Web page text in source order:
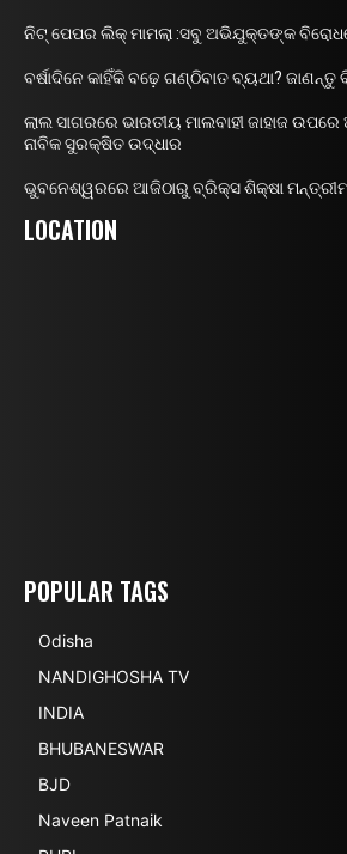
ନିଟ୍ ପେପର ଲିକ୍ ମାମଲା :ସବୁ ଅଭିଯୁକ୍ତଙ୍କ
ବର୍ଷାଦିନେ କାହିଁକି ବଢ଼େ ଗଣ୍ଠିବାତ ବ୍ୟଥା? ଜାଣନ୍ତୁ
ଲାଲ ସାଗରରେ ଭାରତୀୟ ମାଲବାହୀ ଜାହାଜ
ନାବିକ ସୁରକ୍ଷିତ ଉଦ୍ଧାର
ଭୁବନେଶ୍ୱରରେ ଆଜିଠାରୁ ବ୍ରିକ୍ସ ଶିକ୍ଷା
LOCATION
POPULAR TAGS
Odisha
NANDIGHOSHA TV
INDIA
BHUBANESWAR
BJD
Naveen Patnaik